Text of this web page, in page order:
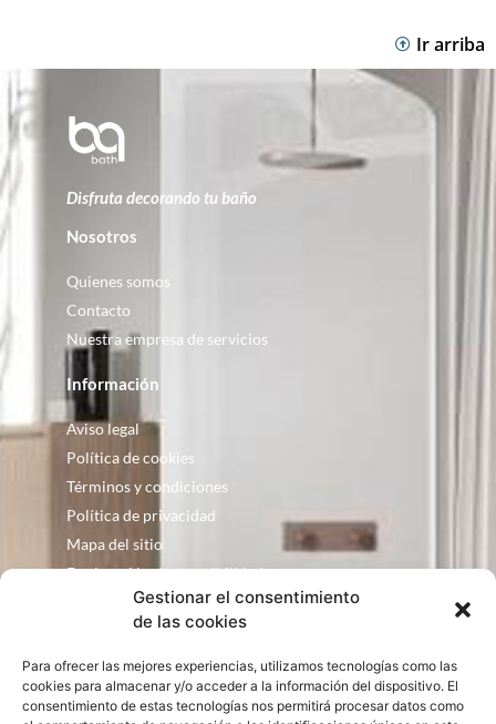
Gestionar el consentimiento
de las cookies
Para ofrecer las mejores experiencias, utilizamos tecnologías como las
cookies para almacenar y/o acceder a la información del dispositivo. El
consentimiento de estas tecnologías nos permitirá procesar datos como
Ir arriba
Disfruta decorando tu baño
Nosotros
Quienes somos
Contacto
Nuestra empresa de servicios
Información
Aviso legal
Política de cookies
Términos y condiciones
Política de privacidad
Mapa del sitio
Declaración de accesibilidad
Contacto
Fontanería Baquero
C/ Justo Zoco, 36 Ejea de los Caballeros
Zaragoza – España